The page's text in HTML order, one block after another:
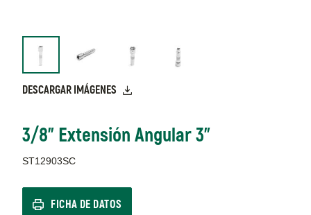
DESCARGAR IMÁGENES
3/8" Extensión Angular 3"
ST12903SC
FICHA DE DATOS